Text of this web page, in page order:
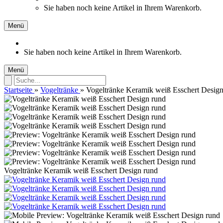
Sie haben noch keine Artikel in Ihrem Warenkorb.
Menü
Sie haben noch keine Artikel in Ihrem Warenkorb.
Menü
Startseite » Vogeltränke » Vogeltränke Keramik weiß Esschert
Vogeltränke Keramik weiß Esschert Design rund